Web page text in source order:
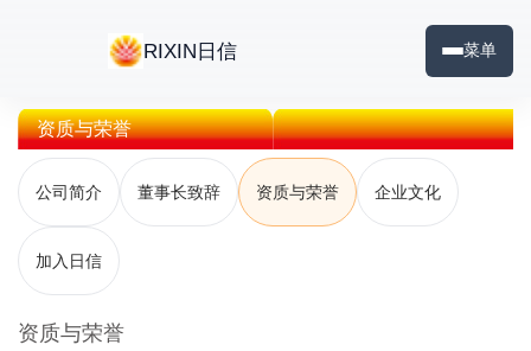
RIXIN日信 菜单
资质与荣誉
公司简介 董事长致辞 资质与荣誉 企业文化
加入日信
资质与荣誉